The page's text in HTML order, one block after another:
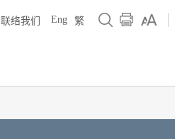
联络我们 Eng 繁